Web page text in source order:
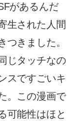
があるんだ
生された人間
つきました。
じタッチなの
スですごいキ
。この漫画で
可能性はほと